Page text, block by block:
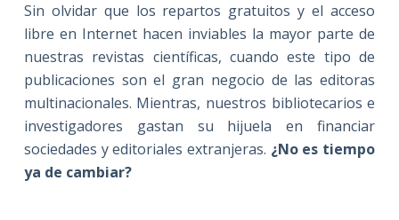
Sin olvidar que los repartos gratuitos y el acceso
libre en Internet hacen inviables la mayor parte de
nuestras revistas científicas, cuando este tipo de
publicaciones son el gran negocio de las editoras
multinacionales. Mientras, nuestros bibliotecarios e
investigadores gastan su hijuela en financiar
sociedades y editoriales extranjeras. ¿No es tiempo
ya de cambiar?